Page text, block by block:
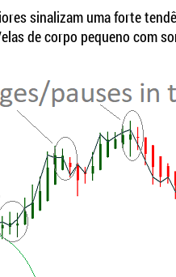
sinalizam uma forte
de corpo pequeno com